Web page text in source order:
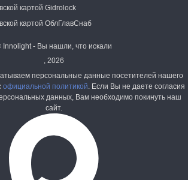
Innolight - Вы нашли, что искали
, 2026
персональные данные посетителей нашего
официальной политикой. Если Вы не даете согласия
данных, Вам необходимо покинуть наш
сайт.